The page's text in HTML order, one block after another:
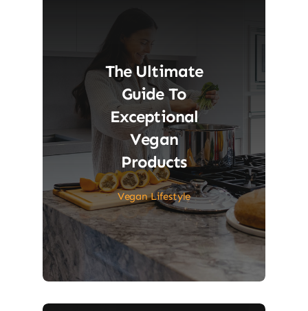
The Ultimate
Guide To
Exceptional
Vegan
Products
Vegan Lifestyle